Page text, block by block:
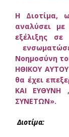
Η Διοτίμα,
αναλύσει
εξέλιξης
Νοημοσύνη
ΗΘΙΚΟΥ
θα έχει
ΚΑΙ
ΣΥΝΕΤΩΝ».
Διοτίμα: